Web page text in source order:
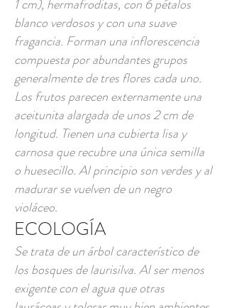
1 cm), hermafroditas, con 6 pétalos
blanco verdosos y con una suave
fragancia. Forman una inflorescencia
compuesta por abundantes grupos
generalmente de tres flores cada uno.
Los frutos parecen externamente una
aceitunita alargada de unos 2 cm de
longitud. Tienen una cubierta lisa y
carnosa que recubre una única semilla
o huesecillo. Al principio son verdes y al
madurar se vuelven de un negro
violáceo.
ECOLOGÍA
Se trata de un árbol característico de
los bosques de laurisilva. Al ser menos
exigente con el agua que otras